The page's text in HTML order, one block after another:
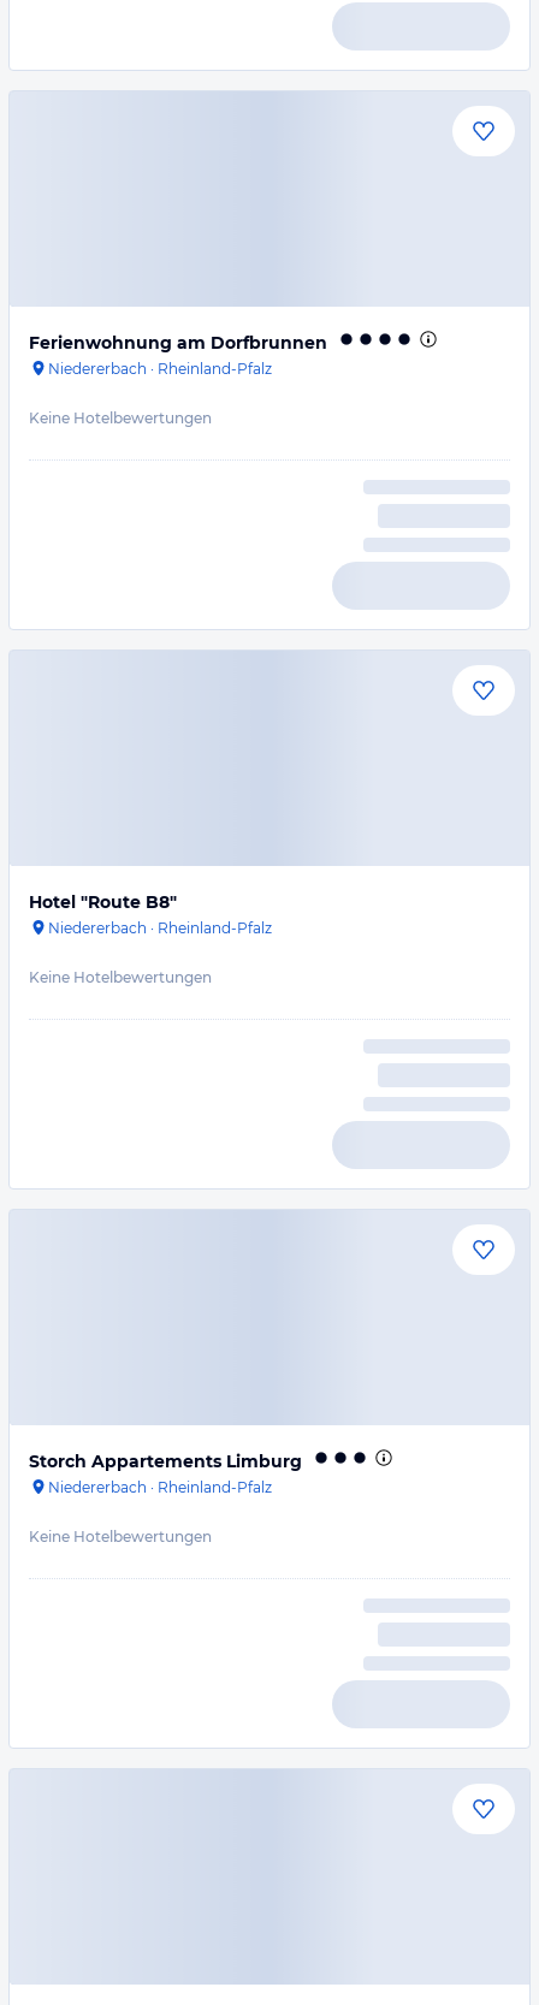
Ferienwohnung am Dorfbrunnen
Niedererbach · Rheinland-Pfalz
Keine Hotelbewertungen
Hotel "Route B8"
Niedererbach · Rheinland-Pfalz
Keine Hotelbewertungen
Storch Appartements Limburg
Niedererbach · Rheinland-Pfalz
Keine Hotelbewertungen